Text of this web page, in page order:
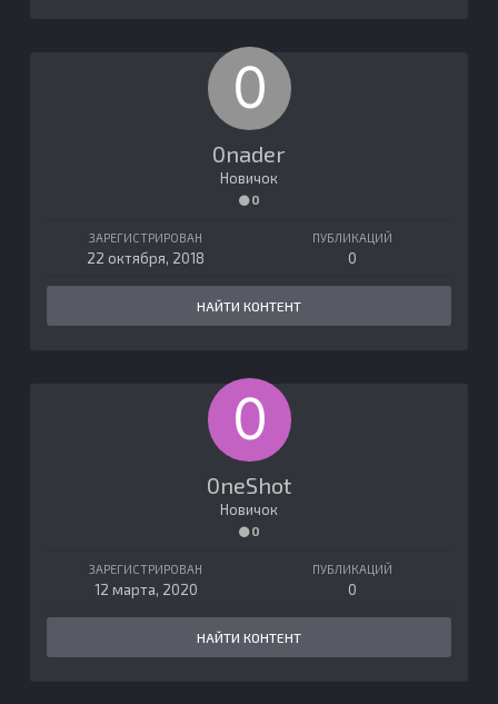
0nader
Новичок
0
ЗАРЕГИСТРИРОВАН
22 октября, 2018
ПУБЛИКАЦИЙ
0
НАЙТИ КОНТЕНТ
0neShot
Новичок
0
ЗАРЕГИСТРИРОВАН
12 марта, 2020
ПУБЛИКАЦИЙ
0
НАЙТИ КОНТЕНТ